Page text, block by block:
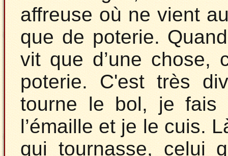
affreuse où ne vient
que de poterie.
vit que d’une chose,
poterie. C'est très
tourne le bol, je
l’émaille et je le cuis.
qui tournasse, celui